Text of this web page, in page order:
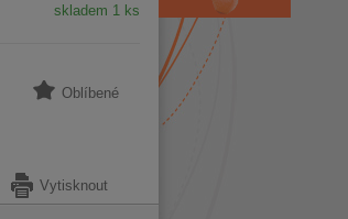
skladem 1 ks
Oblíbené
Vytisknout